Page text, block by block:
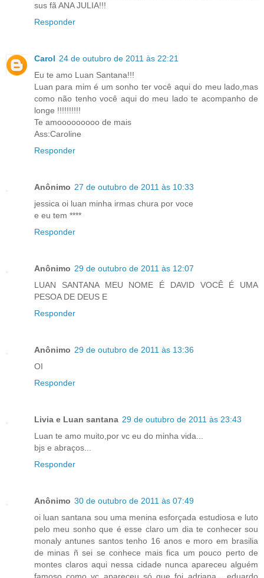
sus fã ANA JULIA!!!
Responder
Carol 24 de outubro de 2011 às 22:21
Eu te amo Luan Santana!!!
Luan para mim é um sonho ter você aqui do meu lado,mas
como não tenho você aqui do meu lado te acompanho de
longe !!!!!!!!!!
Te amooooooooo de mais
Ass:Caroline
Responder
Anônimo 27 de outubro de 2011 às 10:33
jessica oi luan minha irmas chura por voce
e eu tem ****
Responder
Anônimo 29 de outubro de 2011 às 12:07
LUAN SANTANA MEU NOME É DAVID VOCÊ É UMA
PESOA DE DEUS E
Responder
Anônimo 29 de outubro de 2011 às 13:36
OI
Responder
Livia e Luan santana 29 de outubro de 2011 às 23:43
Luan te amo muito,por vc eu do minha vida...
bjs e abraços...
Responder
Anônimo 30 de outubro de 2011 às 07:49
oi luan santana sou uma menina esforçada estudiosa e luto
pelo meu sonho que é esse claro um dia te conhecer sou
monaly antunes santos tenho 16 anos e moro em brasilia
de minas ñ sei se conhece mais fica um pouco perto de
montes claros aqui nessa cidade nunca apareceu alguém